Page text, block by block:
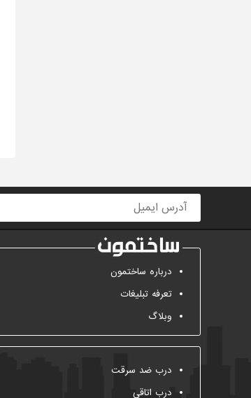
درباره ساختمون
تعرفه تبلیغات
وبلاگ
درب ضد سرقت
درب اتاقی